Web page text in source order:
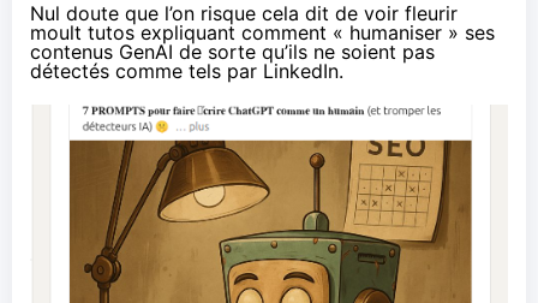
Nul doute que l’on risque cela dit de voir fleurir
moult tutos expliquant comment « humaniser » ses
contenus GenAI de sorte qu’ils ne soient pas
détectés comme tels par LinkedIn.